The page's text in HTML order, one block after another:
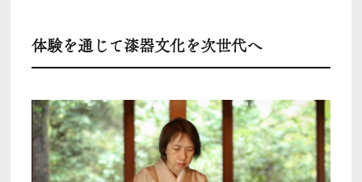
トップ
私たちの想い
つなぎ手を知る
体験を通じて漆器文化を次世代へ